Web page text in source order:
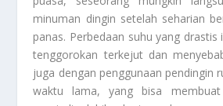
minuman dingin setelah seharian
panas. Perbedaan suhu yang
tenggorokan terkejut dan
juga dengan penggunaan pendingin
waktu lama, yang bisa